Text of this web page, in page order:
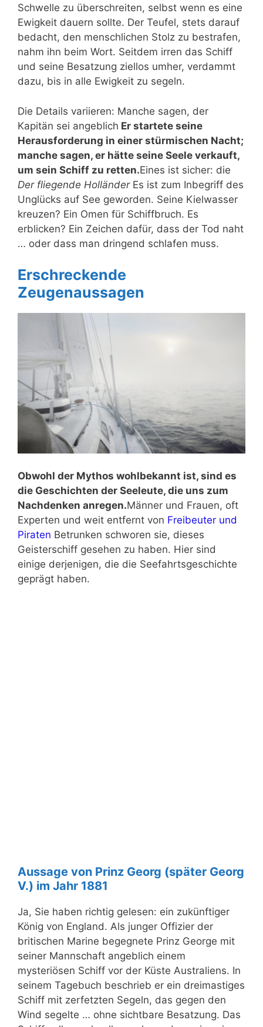
Schwelle zu überschreiten, selbst wenn es eine
Ewigkeit dauern sollte. Der Teufel, stets darauf
bedacht, den menschlichen Stolz zu bestrafen,
nahm ihn beim Wort. Seitdem irren das Schiff
und seine Besatzung ziellos umher, verdammt
dazu, bis in alle Ewigkeit zu segeln.
Die Details variieren: Manche sagen, der
Kapitän sei angeblich Er startete seine
Herausforderung in einer stürmischen Nacht;
manche sagen, er hätte seine Seele verkauft,
um sein Schiff zu retten.Eines ist sicher: die
Der fliegende HolländerEs ist zum Inbegriff des
Unglücks auf See geworden. Seine Kielwasser
kreuzen? Ein Omen für Schiffbruch. Es
erblicken? Ein Zeichen dafür, dass der Tod naht
… oder dass man dringend schlafen muss.
Erschreckende
Zeugenaussagen
Obwohl der Mythos wohlbekannt ist, sind es
die Geschichten der Seeleute, die uns zum
Nachdenken anregen.Männer und Frauen, oft
Experten und weit entfernt von Freibeuter und
Piraten Betrunken schworen sie, dieses
Geisterschiff gesehen zu haben. Hier sind
einige derjenigen, die die Seefahrtsgeschichte
geprägt haben.
Aussage von Prinz Georg (später Georg
V.) im Jahr 1881
Ja, Sie haben richtig gelesen: ein zukünftiger
König von England. Als junger Offizier der
britischen Marine begegnete Prinz George mit
seiner Mannschaft angeblich einem
mysteriösen Schiff vor der Küste Australiens. In
seinem Tagebuch beschrieb er ein dreimastiges
Schiff mit zerfetzten Segeln, das gegen den
Wind segelte … ohne sichtbare Besatzung. Das